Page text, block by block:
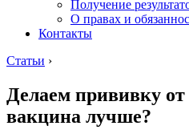
Получение
О правах и
Контакты
Статьи ›
Делаем прививку
вакцина лучше?